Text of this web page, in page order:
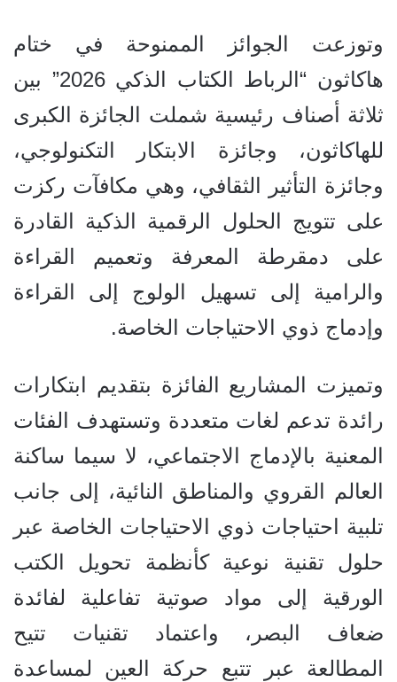
وتوزعت الجوائز الممنوحة في ختام
هاكاثون “الرباط الكتاب الذكي 2026” بين
ثلاثة أصناف رئيسية شملت الجائزة الكبرى
للهاكاثون، وجائزة الابتكار التكنولوجي،
وجائزة التأثير الثقافي، وهي مكافآت ركزت
على تتويج الحلول الرقمية الذكية القادرة
على دمقرطة المعرفة وتعميم القراءة
والرامية إلى تسهيل الولوج إلى القراءة
وإدماج ذوي الاحتياجات الخاصة.
وتميزت المشاريع الفائزة بتقديم ابتكارات
رائدة تدعم لغات متعددة وتستهدف الفئات
المعنية بالإدماج الاجتماعي، لا سيما ساكنة
العالم القروي والمناطق النائية، إلى جانب
تلبية احتياجات ذوي الاحتياجات الخاصة عبر
حلول تقنية نوعية كأنظمة تحويل الكتب
الورقية إلى مواد صوتية تفاعلية لفائدة
ضعاف البصر، واعتماد تقنيات تتيح
المطالعة عبر تتبع حركة العين لمساعدة